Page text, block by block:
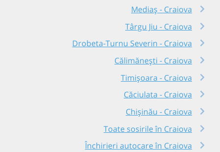
Mediaș - Craiova
Târgu Jiu - Craiova
Drobeta-Turnu Severin - Craiova
Călimănești - Craiova
Timișoara - Craiova
Căciulata - Craiova
Chișinău - Craiova
Toate sosirile în Craiova
Închirieri autocare în Craiova